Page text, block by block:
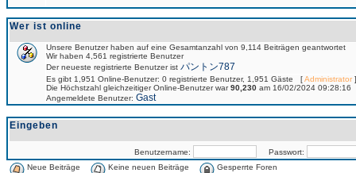
Wer ist online
Unsere Benutzer haben auf eine Gesamtanzahl von 9,114 Beiträgen geantwortet
Wir haben 4,561 registrierte Benutzer
Der neueste registrierte Benutzer ist パントン787
Es gibt 1,951 Online-Benutzer: 0 registrierte Benutzer, 1,951 Gäste [Administrator
Die Höchstzahl gleichzeitiger Online-Benutzer war90,230 am 16/02/2024 09:28:16
Angemeldete Benutzer: Gast
Eingeben
Benutzername:
Passwort:
Neue Beiträge
Keine neuen Beiträge Gesperrte Foren